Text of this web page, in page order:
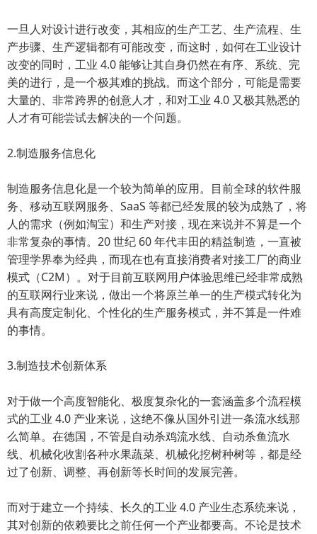
一旦人对设计进行改变，其相应的生产工艺、生产流程、生
产步骤、生产逻辑都有可能改变，而这时，如何在工业设计
改变的同时，工业 4.0 能够让其自身仍然在有序、系统、完
美的进行，是一个极其难的挑战。而这个部分，可能是需要
大量的、非常跨界的创意人才，和对工业 4.0 又极其熟悉的
人才有可能尝试去解决的一个问题。
2.制造服务信息化
制造服务信息化是一个较为简单的应用。目前全球的软件服
务、移动互联网服务、SaaS 等都已经发展的较为成熟了，将
人的需求（例如淘宝）和生产对接，现在来说并不算是一个
非常复杂的事情。20 世纪 60 年代丰田的精益制造，一直被
管理学界奉为经典，而现在也有直接消费者对接工厂的商业
模式（C2M）。对于目前互联网用户体验思维已经非常成熟
的互联网行业来说，做出一个将原兰单一的生产模式转化为
具有高度定制化、个性化的生产服务模式，并不算是一件难
的事情。
3.制造技术创新体系
对于做一个高度智能化、极度复杂化的一套涵盖多个流程模
式的工业 4.0 产业来说，这绝不像从国外引进一条流水线那
么简单。在德国，不管是自动杀鸡流水线、自动杀鱼流水
线、机械化收割各种水果蔬菜、机械化挖树种树等，都是经
过了创新、调整、再创新等长时间的发展完善。
而对于建立一个持续、长久的工业 4.0 产业生态系统来说，
其对创新的依赖要比之前任何一个产业都要高。不论是技术